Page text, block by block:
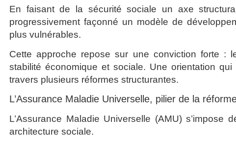
En faisant de la sécurité sociale un axe
progressivement façonné un modèle de
plus vulnérables.
Cette approche repose sur une conviction forte :
stabilité économique et sociale. Une orientation
travers plusieurs réformes structurantes.
L’Assurance Maladie Universelle, pilier de la
L’Assurance Maladie Universelle (AMU) s’impose
architecture sociale.